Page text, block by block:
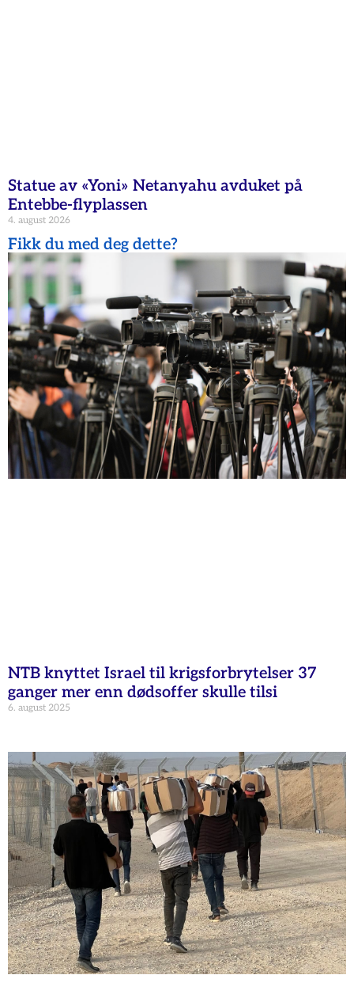
Statue av «Yoni» Netanyahu avduket på
Entebbe-flyplassen
4. august 2026
Fikk du med deg dette?
NTB knyttet Israel til krigsforbrytelser 37
ganger mer enn dødsoffer skulle tilsi
6. august 2025